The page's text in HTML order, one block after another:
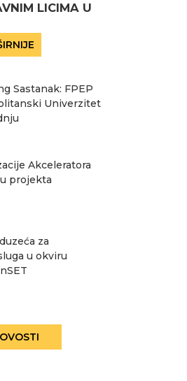
LICIMA U
Sastanak: FPEP
Univerzitet
Akceleratora
projekta
za
u okviru